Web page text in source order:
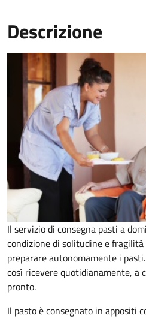
Descrizione
Il servizio di consegna pasti a
condizione di solitudine e
preparare autonomamente i
così ricevere quotidianamente, a
pronto.
Il pasto è consegnato in appositi